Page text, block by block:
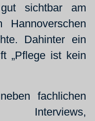
sichtbar am
Dahinter ein
„Pflege ist kein
fachlichen
Interviews,